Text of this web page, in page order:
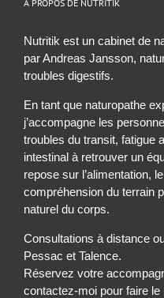
A PROPOS DE NUTRITIK
Nutritik est un cabinet de
par Andreas Jansson,
troubles digestifs.
En tant que naturopathe
j’accompagne les
troubles du transit, fatigue
intestinal à retrouver un
repose sur l’alimentation,
compréhension du terrain
naturel du corps.
Consultations à distance
Pessac et Talence.
Réservez votre
contactez-moi pour faire